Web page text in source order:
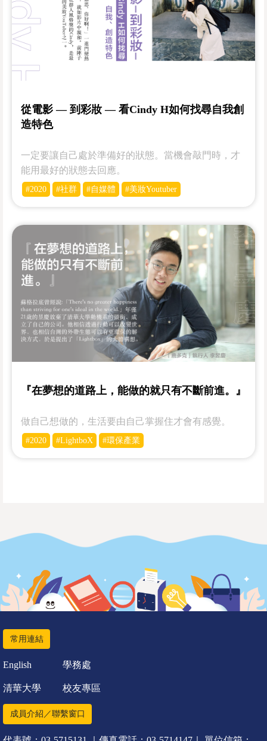
從電影 — 到彩妝 — 看Cindy H如何找尋自我創
造特色
一定要讓自己處於準備好的狀態。當機會敲門時，才
能用最好的狀態去回應。
#2020 #社群 #自媒體 #美妝Youtuber
『在夢想的道路上，能做的就只有不斷前進。』
做自己想做的，生活要由自己掌握住才會有感覺。
#2020 #LightboX #環保產業
常用連結
English 學務處
清華大學 校友專區
成員介紹／聯繫窗口